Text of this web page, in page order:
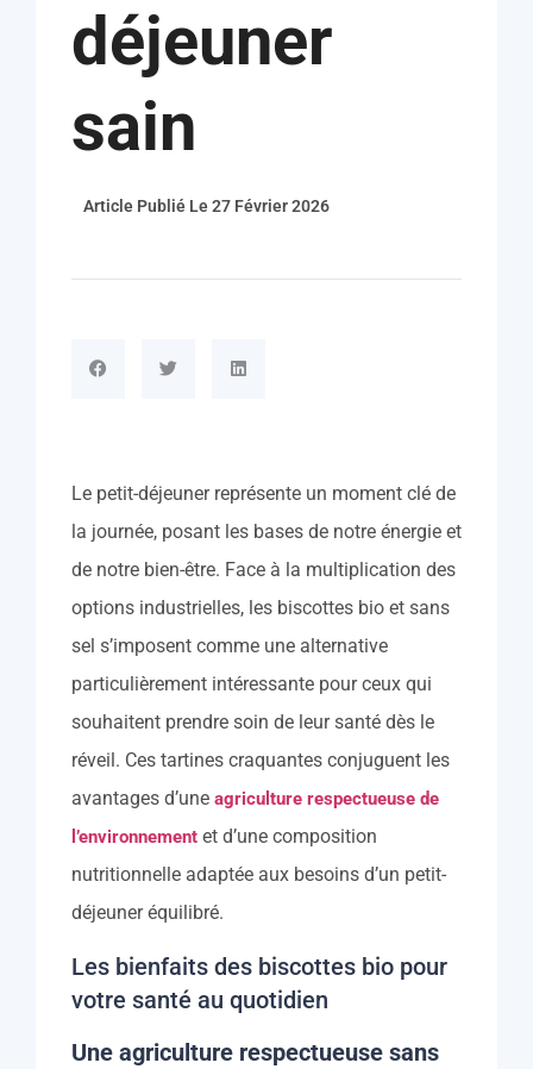
déjeuner
sain
Article Publié Le27 Février 2026
Le petit-déjeuner représente un moment clé de
la journée, posant les bases de notre énergie et
de notre bien-être. Face à la multiplication des
options industrielles, les biscottes bio et sans
sel s’imposent comme une alternative
particulièrement intéressante pour ceux qui
souhaitent prendre soin de leur santé dès le
réveil. Ces tartines craquantes conjuguent les
avantages d’une agriculture respectueuse de
l’environnement et d’une composition
nutritionnelle adaptée aux besoins d’un petit-
déjeuner équilibré.
Les bienfaits des biscottes bio pour
votre santé au quotidien
Une agriculture respectueuse sans